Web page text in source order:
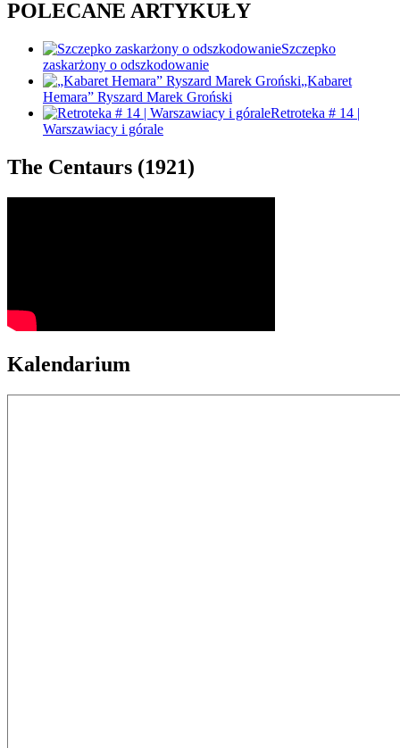
POLECANE ARTYKUŁY
Szczepko
zaskarżony o odszko­dowanie
„Kabaret
Hemara” Ryszard Marek Groński
Retroteka # 14 |
Warszawiacy i górale
The Centaurs (1921)
Kalendarium